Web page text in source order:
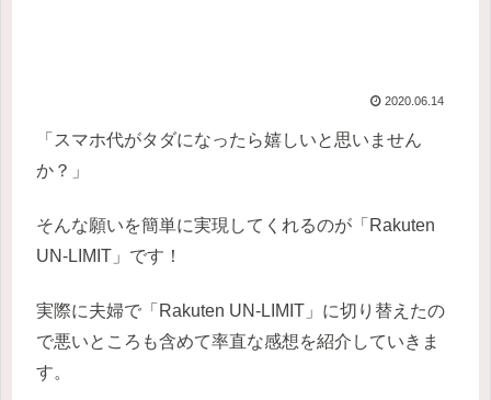
2020.06.14
「スマホ代がタダになったら嬉しいと思いません
か？」
そんな願いを簡単に実現してくれるのが「Rakuten
UN-LIMIT」です！
実際に夫婦で「Rakuten UN-LIMIT」に切り替えたの
で悪いところも含めて率直な感想を紹介していきま
す。